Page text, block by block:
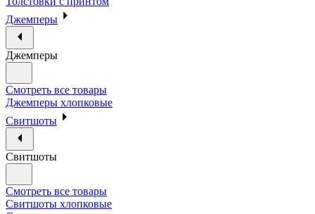
Джемперы
Джемперы
Смотреть все товары
Джемперы хлопковые
Свитшоты
Свитшоты
Смотреть все товары
Свитшоты хлопковые